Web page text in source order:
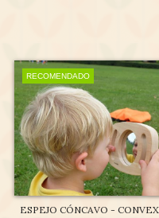
RECOMENDADO
ESPEJO CÓNCAVO -